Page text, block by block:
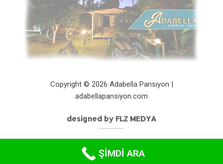
Copyright © 2026 Adabella Pansiyon |
adabellapansiyon.com
designed by FLZ MEDYA
ŞİMDİ ARA